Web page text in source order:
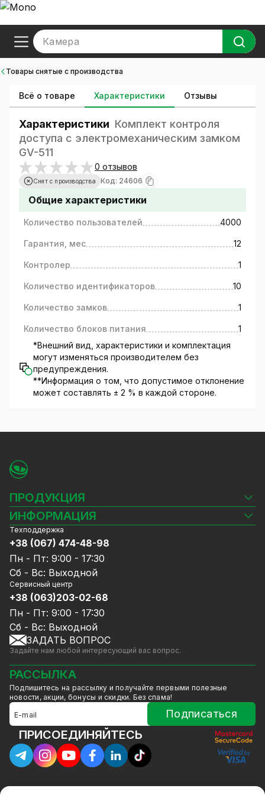
Камера
Товары снятые с производства
Всё о товаре Характеристики Отзывы
Характеристики Комплект контроля
доступа с электромеханическим замком
GV-511
0 отзывов
Снят с производства Код: 24606
Общие характеристики
Количество пользователей 4000
Гарантия, мес 12
Контролер 1
Количество идентификаторов 10
Количество замков 1
Количество блоков питания
1
*Внешний вид, характеристики и комплектация
могут изменяться производителем без
предупреждения.
**Информация о том, что допустимое отклонение
может составлять ± 2 % в каждой стороне.
ПРОДУКЦИЯ
Камеры видеонаблюдения
Видеорегистраторы
Комплекты видеонаблюдения
СКУД
Источники питания
Сетевое оборудование
Ноутбуки и компьютеры
Аксессуары
Акции
Уцененный товар
GreenVision скидки
Мерч от GreenVision
Товары для дома
Товары снятые с производства
ИНФОРМАЦИЯ
Блог
Доставка и оплата
Гарантия и Сервисное обслуживание
Политика конфиденциальности
Договор публичной оферты
Сотрудничество
Услуги
Калькулятор расчёта объёма HDD
Техподдержка
+38 (067) 474-48-98
Пн - Пт: 9:00 - 17:30
Сб - Вс: Выходной
Сервисный центр
+38 (063)203-02-68
Пн - Пт: 9:00 - 17:30
Сб - Вс: Выходной
ЗАДАТЬ ВОПРОС
Задайте нам любой интересующий вас вопрос.
РАССЫЛКА
Подпишитесь на рассылку и получайте первыми полезные
новости, акции, бонусы и скидки. Без спама!
Подписаться
ПРИСОЕДИНЯЙТЕСЬ